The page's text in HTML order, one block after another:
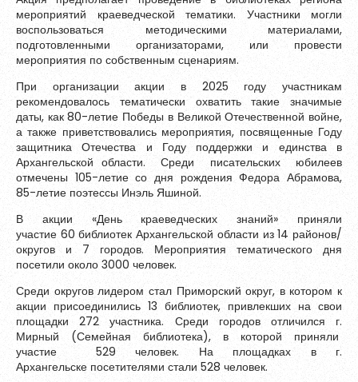
мероприятий краеведческой тематики. Участники могли
воспользоваться методическими материалами,
подготовленными организаторами, или провести
мероприятия по собственным сценариям.
При организации акции в 2025 году участникам
рекомендовалось тематически охватить такие значимые
даты, как 80-летие Победы в Великой Отечественной войне,
а также приветствовались мероприятия, посвященные Году
защитника Отечества и Году поддержки и единства в
Архангельской области. Среди писательских юбилеев
отмечены 105-летие со дня рождения Федора Абрамова,
85-летие поэтессы Инэль Яшиной.
В акции «День краеведческих знаний» приняли
участие 60 библиотек Архангельской области из 14 районов/
округов и 7 городов. Мероприятия тематического дня
посетили около 3000 человек.
Среди округов лидером стал Приморский округ, в котором к
акции присоединились 13 библиотек, привлекших на свои
площадки 272 участника. Среди городов отличился г.
Мирный (Семейная библиотека), в которой приняли
участие 529 человек. На площадках в г.
Архангельске посетителями стали 528 человек.
Контакты
Зарегистрироваться
Пароль должен быть минимум 6 символов и содержать хотя
и один специальный символ.
Обновить